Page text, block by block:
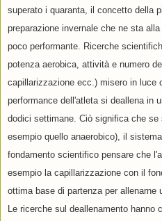
superato i quaranta, il concetto della
preparazione invernale che ne sta
poco performante. Ricerche
potenza aerobica, attività e numero
capillarizzazione ecc.) misero in luce
performance dell'atleta si deallena in
dodici settimane. Ciò significa che
esempio quello anaerobico), il
fondamento scientifico pensare che
esempio la capillarizzazione con il
ottima base di partenza per allenarne
Le ricerche sul deallenamento hanno